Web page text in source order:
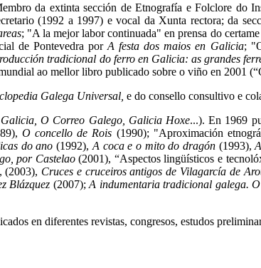
da extinta sección de Etnografía e Folclore do
(1992 a 1997) e vocal da Xunta rectora; da
; "A la mejor labor continuada" en prensa do
de Pontevedra por A festa dos maios en Galicia;
tradicional do ferro en Galicia: as grandes
ao mellor libro publicado sobre o viño en 2001
Galega Universal, e do consello consultivo e
O Correo Galego, Galicia Hoxe...). En 1969
O concello de Rois (1990); "Aproximación
do ano (1992), A coca e o mito do dragón(1993),
por Castelao(2001), “Aspectos lingüísticos e
(2003), Cruces e cruceiros antigos de Vilagarcía de
Blázquez (2007);A indumentaria tradicional galega.
en diferentes revistas, congresos, estudos